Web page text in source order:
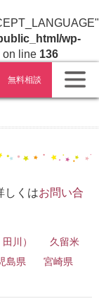
wp-
on line 136
無料相談
しくはお問い合
川）
久留米
島県
宮崎県